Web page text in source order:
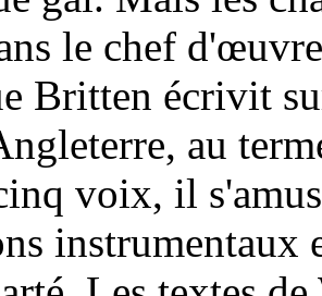
le chef
Britten écrivit
au
voix, il
instrumentaux